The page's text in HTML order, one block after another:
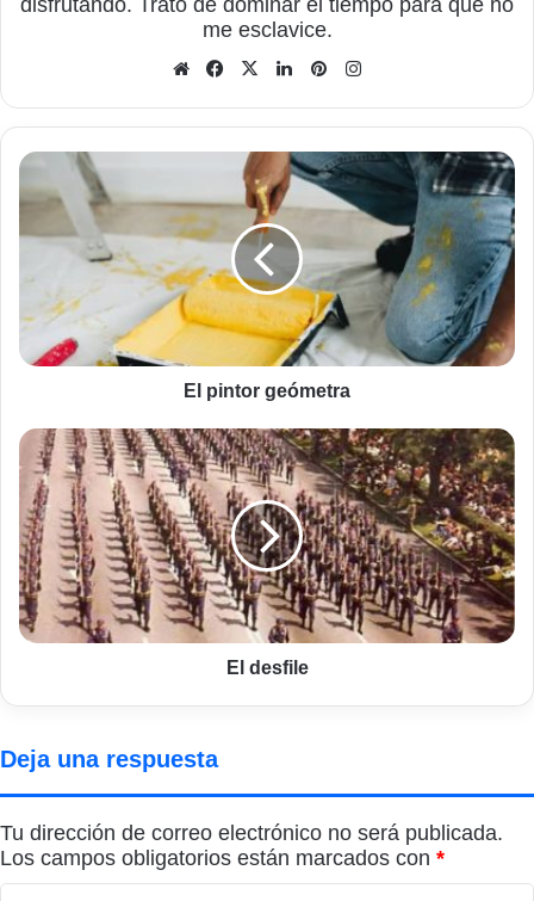
disfrutando. Trato de dominar el tiempo para que no
me esclavice.
Sitio
Facebook
X LinkedInPinterest
El
pintor
geómetra
El pintor geómetra
El
desfile
El desfile
Deja una respuesta
Tu dirección de correo electrónico no será publicada.
Los campos obligatorios están marcados con *